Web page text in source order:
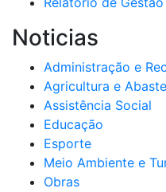
Noticias
Administração e
Agricultura e
Assistência Social
Educação
Esporte
Meio Ambiente e
Obras